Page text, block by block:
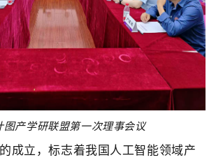
图产学研联盟第一次理事会议
成立，标志着我国人工智能领域产